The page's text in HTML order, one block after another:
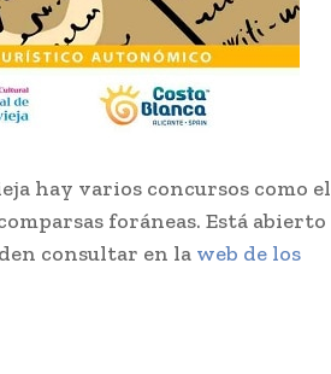
hay varios concursos como el
foráneas. Está abierto
consultar en la web de los